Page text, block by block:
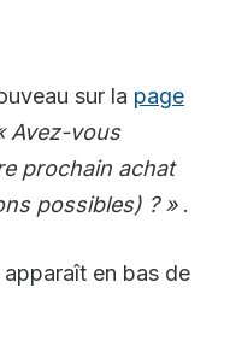
sur la page
Avez-vous
prochain achat
possibles) ? » .
en bas de